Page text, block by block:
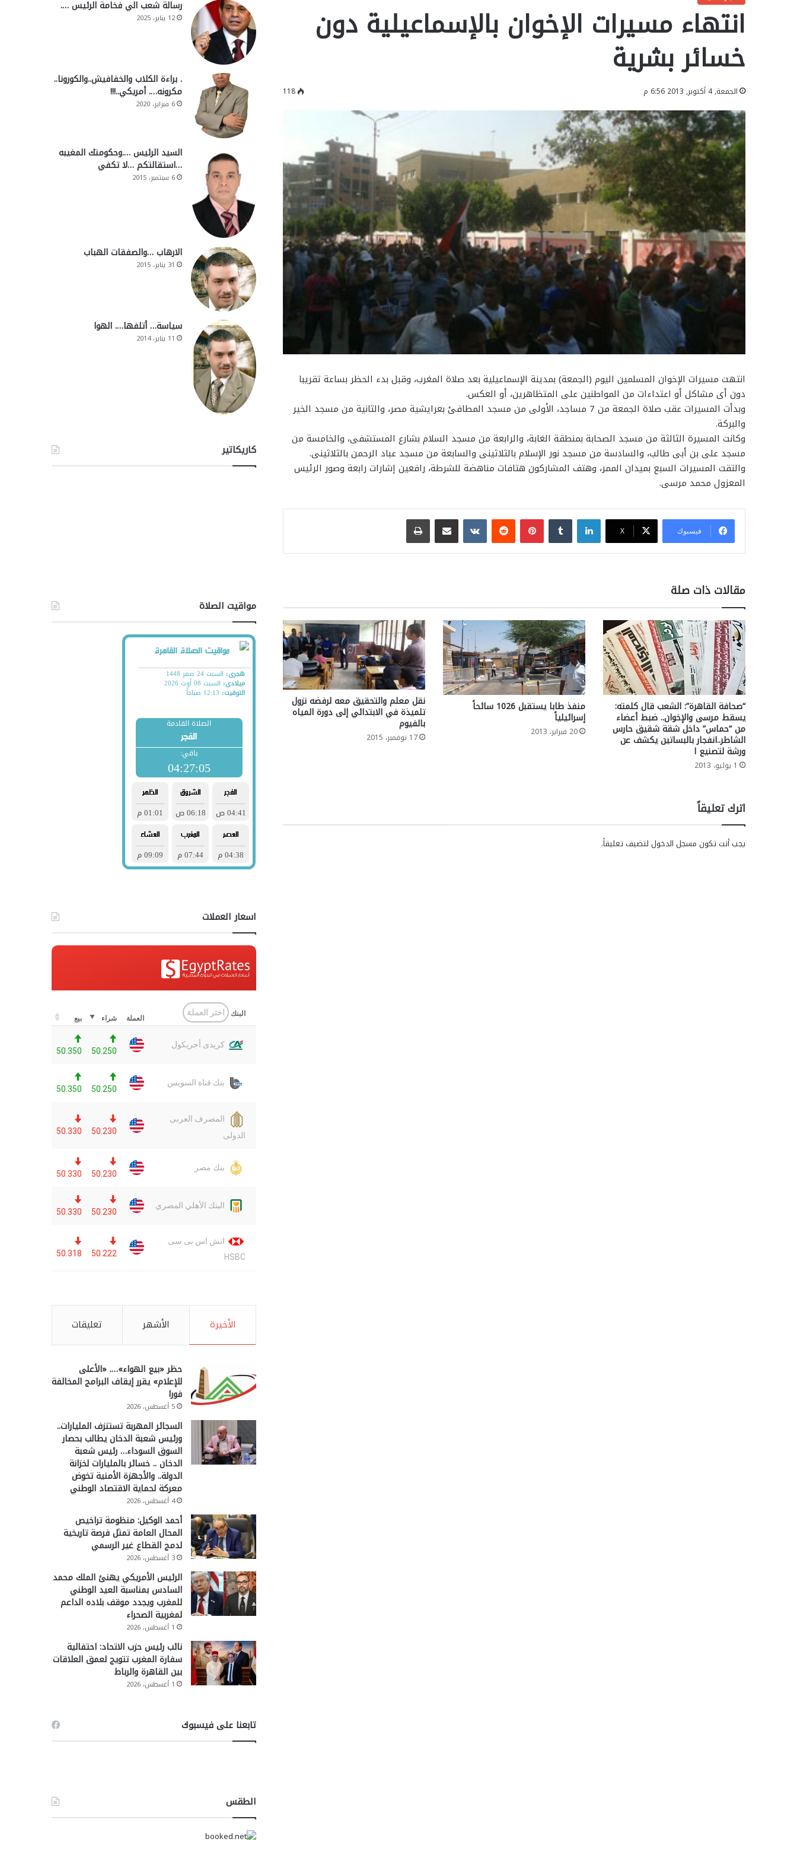
انتهاء مسيرات الإخوان بالإسماعيلية دون
خسائر بشرية
الجمعة, 4 أكتوبر, 2013 6:56 م 118
انتهت مسيرات الإخوان المسلمين اليوم (الجمعة) بمدينة الإسماعيلية بعد صلاة المغرب، وقبل بدء الحظر بساعة تقريبا
دون أى مشاكل أو اعتداءات من المواطنين على المتظاهرين، أو العكس.
وبدأت المسيرات عقب صلاة الجمعة من 7 مساجد، الأولى من مسجد المطافئ بعرايشية مصر، والثانية من مسجد الخير
والبركة.
وكانت المسيرة الثالثة من مسجد الصحابة بمنطقة الغابة، والرابعة من مسجد السلام بشارع المستشفى، والخامسة من
مسجد على بن أبى طالب، والسادسة من مسجد نور الإسلام بالثلاثينى والسابعة من مسجد عباد الرحمن بالثلاثينى.
والتقت المسيرات السبع بميدان الممر، وهتف المشاركون هتافات مناهضة للشرطة، رافعين إشارات رابعة وصور الرئيس
المعزول محمد مرسى.
فيسبوك ‫X
لينكدإن بينتيريست مشاركة عبر البريد طباعة
مقالات ذات صلة
“صحافة القاهرة”: الشعب قال كلمته:
يسقط مرسى والإخوان.. ضبط أعضاء
من “حماس” داخل شقة شقيق حارس
الشاطر..انفجار بالبساتين يكشف عن
ورشة لتصنيع ا
1 يوليو، 2013
منفذ طابا يستقبل 1026 سائحاً
إسرائيلياً
20 فبراير، 2013
نقل معلم والتحقيق معه لرفضه نزول
تلميذة في الابتدائي إلى دورة المياه
بالفيوم
17 نوفمبر، 2015
اترك تعليقاً
يجب أنت تكون مسجل الدخول لتضيف تعليقاً.
رسالة شعب الي فخامة الرئيس ….
12 يناير، 2025
. براءة الكلاب والخفافيش..والكورونا..
مكرونه…. أمريكي..!!!
6 فبراير، 2020
السيد الرئيس ….وحكومتك المغيبه
…استقالتكم …لا تكفي
6 سبتمبر، 2015
الارهاب …والصفقات الهباب
31 يناير، 2015
سياسة… أتلفها…. الهوا
11 يناير، 2014
كاريكاتير
مواقيت الصلاة
اسعار العملات
الأخيرة الأشهر تعليقات
حظر «بيع الهواء»…. «الأعلى
للإعلام» يقرر إيقاف البرامج المخالفة
فورا
5 أغسطس، 2026
السجائر المهربة تستنزف المليارات..
ورئيس شعبة الدخان يطالب بحصار
السوق السوداء… رئيس شعبة
الدخان .. خسائر بالمليارات لخزانة
الدولة.. والأجهزة الأمنية تخوض
معركة لحماية الاقتصاد الوطني
4 أغسطس، 2026
أحمد الوكيل: منظومة تراخيص
المحال العامة تمثل فرصة تاريخية
لدمج القطاع غير الرسمي
3 أغسطس، 2026
الرئيس الأمريكي يهنئ الملك محمد
السادس بمناسبة العيد الوطني
للمغرب ويجدد موقف بلاده الداعم
لمغربية الصحراء
1 أغسطس، 2026
نائب رئيس حزب الاتحاد: احتفالية
سفارة المغرب تتويج لعمق العلاقات
بين القاهرة والرباط
1 أغسطس، 2026
تابعنا على فيسبوك
الطقس